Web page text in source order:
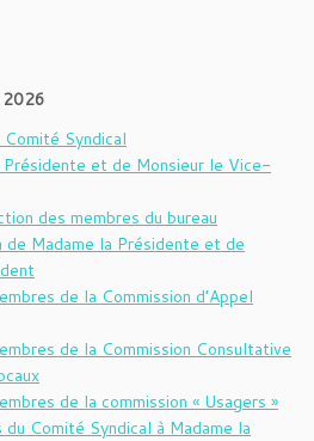
2026
Syndical
et de Monsieur le Vice-
des membres du bureau
Madame la Présidente et de
de la Commission d’Appel
de la Commission Consultative
de la commission « Usagers »
Comité Syndical à Madame la